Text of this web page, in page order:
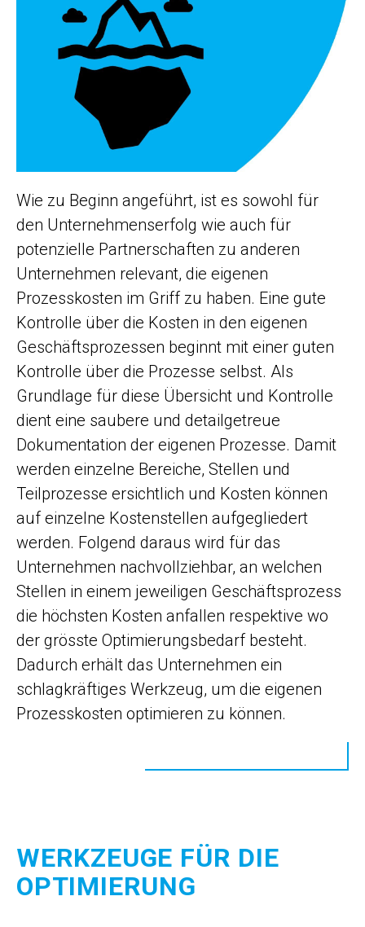
Wie zu Beginn angeführt, ist es sowohl für
den Unternehmenserfolg wie auch für
potenzielle Partnerschaften zu anderen
Unternehmen relevant, die eigenen
Prozesskosten im Griff zu haben. Eine gute
Kontrolle über die Kosten in den eigenen
Geschäftsprozessen beginnt mit einer guten
Kontrolle über die Prozesse selbst. Als
Grundlage für diese Übersicht und Kontrolle
dient eine saubere und detailgetreue
Dokumentation der eigenen Prozesse. Damit
werden einzelne Bereiche, Stellen und
Teilprozesse ersichtlich und Kosten können
auf einzelne Kostenstellen aufgegliedert
werden. Folgend daraus wird für das
Unternehmen nachvollziehbar, an welchen
Stellen in einem jeweiligen Geschäftsprozess
die höchsten Kosten anfallen respektive wo
der grösste Optimierungsbedarf besteht.
Dadurch erhält das Unternehmen ein
schlagkräftiges Werkzeug, um die eigenen
Prozesskosten optimieren zu können.
WERKZEUGE FÜR DIE
OPTIMIERUNG